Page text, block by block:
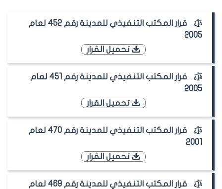
قرار المكتب التنفيذي للمدينة رقم 452 لعام
2005
تحميل القرار
قرار المكتب التنفيذي للمدينة رقم 451 لعام
2005
تحميل القرار
قرار المكتب التنفيذي للمدينة رقم 470 لعام
2001
تحميل القرار
قرار المكتب التنفيذي للمدينة رقم 469 لعام